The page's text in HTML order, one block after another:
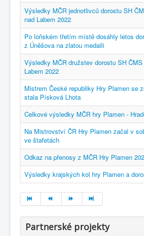
Výsledky MČR jednotlivců dorostu SH
nad Labem 2022
Po loňském třetím místě dosáhly letos
z Úněšova na zlatou medaili
Výsledky MČR družstev dorostu SH
Labem 2022
Mistrem České republiky Hry Plamen se
stala Písková Lhota
Celkové výsledky MČR hry Plamen -
Na Mistrovství ČR Hry Plamen začal v
ve štafetách
Odkaz na přenosy z MČR Hry Plamen
Výsledky krajských kol hry Plamen a
Partnerské projekty